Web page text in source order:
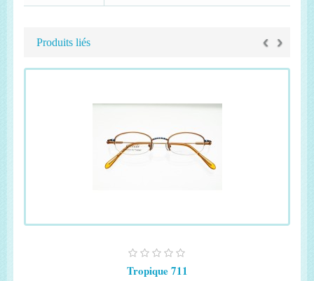
Produits liés ‹ ›
Tropique 711